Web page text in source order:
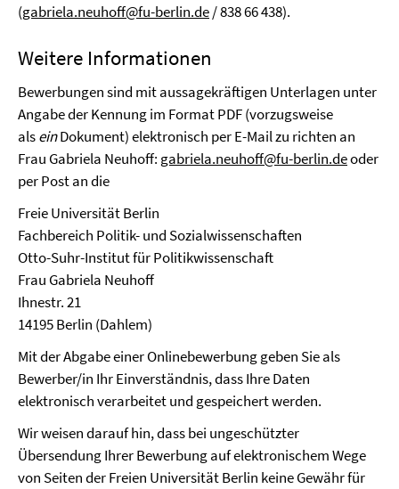
(gabriela.neuhoff@fu-berlin.de/ 838 66 438).
Weitere Informationen
Bewerbungen sind mit aussagekräftigen Unterlagen unter
Angabe der Kennung im Format PDF (vorzugsweise
alseinDokument) elektronisch per E-Mail zu richten an
Frau Gabriela Neuhoff: gabriela.neuhoff@fu-berlin.deoder
per Post an die
Freie Universität Berlin
Fachbereich Politik- und Sozialwissenschaften
Otto-Suhr-Institut für Politikwissenschaft
Frau Gabriela Neuhoff
Ihnestr. 21
14195 Berlin (Dahlem)
Mit der Abgabe einer Onlinebewerbung geben Sie als
Bewerber/in Ihr Einverständnis, dass Ihre Daten
elektronisch verarbeitet und gespeichert werden.
Wir weisen darauf hin, dass bei ungeschützter
Übersendung Ihrer Bewerbung auf elektronischem Wege
von Seiten der Freien Universität Berlin keine Gewähr für